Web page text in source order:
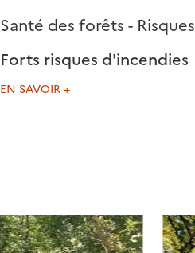
Santé des forêts - Risques
Forts risques d'incendies
EN SAVOIR +